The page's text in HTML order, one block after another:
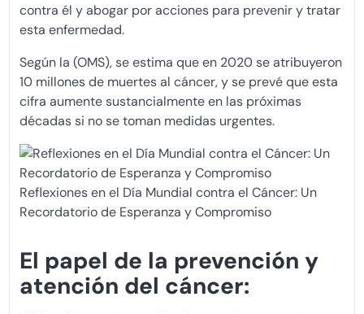
contra él y abogar por acciones para prevenir y tratar
esta enfermedad.
Según la (OMS), se estima que en 2020 se atribuyeron
10 millones de muertes al cáncer, y se prevé que esta
cifra aumente sustancialmente en las próximas
décadas si no se toman medidas urgentes.
Reflexiones en el Día Mundial contra el Cáncer: Un
Recordatorio de Esperanza y Compromiso
El papel de la prevención y
atención del cáncer: